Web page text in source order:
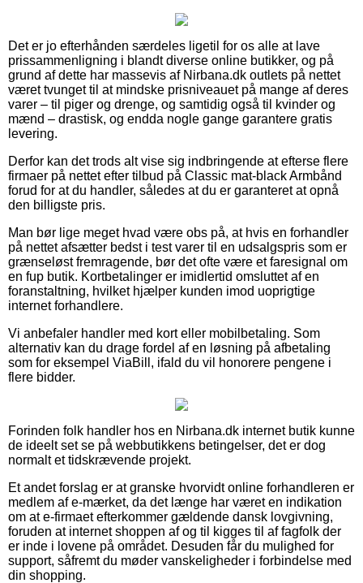
Det er jo efterhånden særdeles ligetil for os alle at lave
prissammenligning i blandt diverse online butikker, og på
grund af dette har massevis af Nirbana.dk outlets på nettet
været tvunget til at mindske prisniveauet på mange af deres
varer – til piger og drenge, og samtidig også til kvinder og
mænd – drastisk, og endda nogle gange garantere gratis
levering.
Derfor kan det trods alt vise sig indbringende at efterse flere
firmaer på nettet efter tilbud på Classic mat-black Armbånd
forud for at du handler, således at du er garanteret at opnå
den billigste pris.
Man bør lige meget hvad være obs på, at hvis en forhandler
på nettet afsætter bedst i test varer til en udsalgspris som er
grænseløst fremragende, bør det ofte være et faresignal om
en fup butik. Kortbetalinger er imidlertid omsluttet af en
foranstaltning, hvilket hjælper kunden imod uoprigtige
internet forhandlere.
Vi anbefaler handler med kort eller mobilbetaling. Som
alternativ kan du drage fordel af en løsning på afbetaling
som for eksempel ViaBill, ifald du vil honorere pengene i
flere bidder.
Forinden folk handler hos en Nirbana.dk internet butik kunne
de ideelt set se på webbutikkens betingelser, det er dog
normalt et tidskrævende projekt.
Et andet forslag er at granske hvorvidt online forhandleren er
medlem af e-mærket, da det længe har været en indikation
om at e-firmaet efterkommer gældende dansk lovgivning,
foruden at internet shoppen af og til kigges til af fagfolk der
er inde i lovene på området. Desuden får du mulighed for
support, såfremt du møder vanskeligheder i forbindelse med
din shopping.